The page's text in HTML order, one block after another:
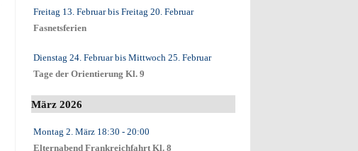
Freitag 13. Februarbis Freitag 20. Februar
Fasnetsferien
Dienstag 24. Februarbis Mittwoch 25. Februar
Tage der Orientierung Kl. 9
März 2026
Montag 2. März18:30 - 20:00
Elternabend Frankreichfahrt Kl. 8